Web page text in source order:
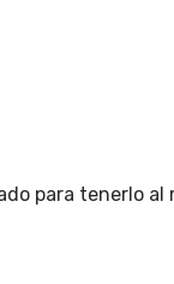
para tenerlo